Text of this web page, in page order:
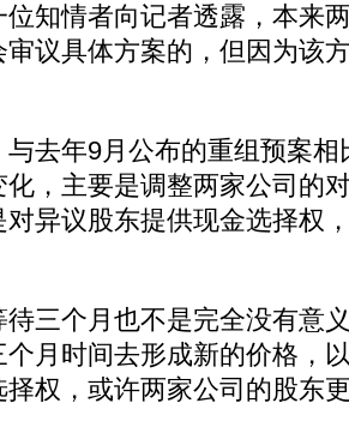
知情者向记者透露，本来
议具体方案的，但因为该
年9月公布的重组预案相
，主要是调整两家公司的
异议股东提供现金选择权
个月也不是完全没有意
个月时间去形成新的价格，
权，或许两家公司的股东